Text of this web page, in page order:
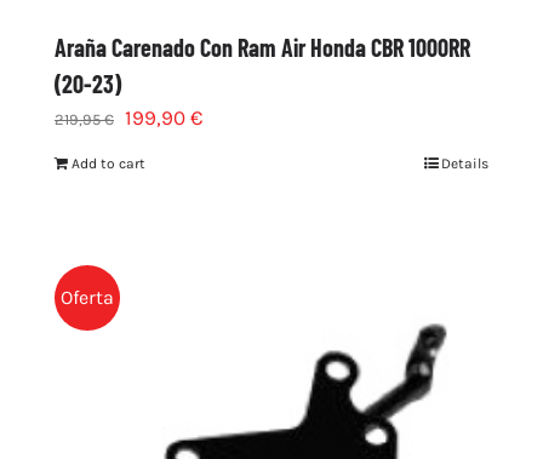
Araña Carenado Con Ram Air Honda CBR 1000RR
(20-23)
219,95€ 199,90 €
Add to cart Details
Oferta